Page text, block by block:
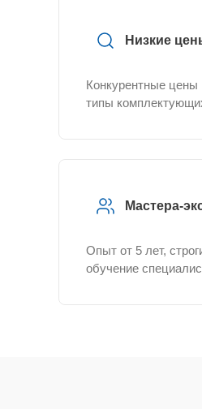
Низкие
Конкурентные
типы
Мастера-
Опыт от 5 лет,
обучение